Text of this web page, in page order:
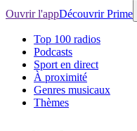
Ouvrir l'appDécouvrir Prime
Top 100 radios
Podcasts
Sport en direct
À proximité
Genres musicaux
Thèmes